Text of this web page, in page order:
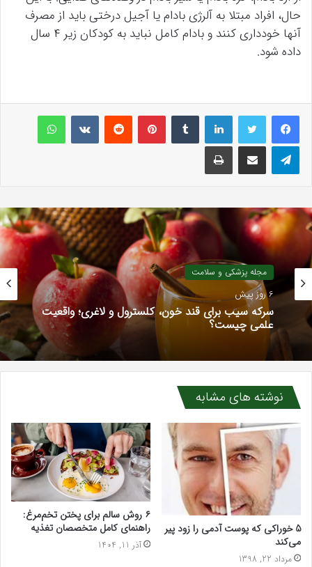
حال، افراد مبتلا به آلرژی بادام یا آجیل درختی باید از مصرف
آنها خودداری کنند و بادام کامل نباید به کودکان زیر ۴ سال
داده شود.
لینکداینتامبلر پینتریستReddit
VKontakteواتس آپ
تلگرام اشتراک گذاری با ایمیل چاپ
مجله پزشکی و سلامت
4 روز پیش
تشخیص سندرم پرادر-ویلی چگونه انجام می‌شود؟
مجله پزشکی و سلامت
6 روز پیش
سرکه سیب برای قند خون، کلسترول و لاغری؛ واقعیت
نوشته های مشابه
5 خوراکی‌ که پوست آدمی را زود پیر
می‌کند
مرداد 22, 1398
۶ روش سالم برای پختن تخم‌مرغ:
راهنمای کامل متخصصان تغذیه
آذر 11, 1404